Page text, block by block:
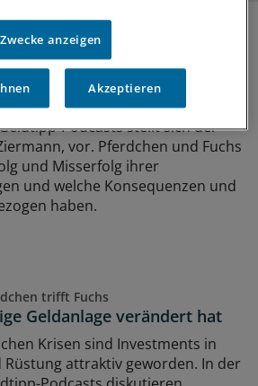
Fehlern gelernt haben
Podcasts stellt sich der
vor. Pferdchen und Fuchs
und Misserfolg ihrer
und welche Konsequenzen und
haben.
trifft Fuchs
Geldanlage verändert hat
Krisen sind Investments in
Rüstung attraktiv geworden. In der
Zwecke anzeigen
Akzeptieren